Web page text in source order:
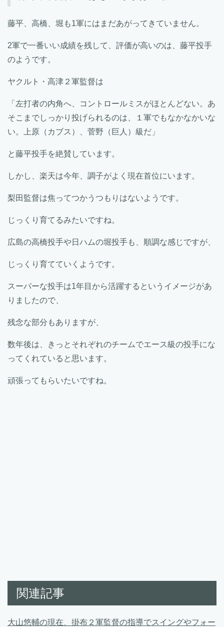
藤平、高橋、堀も1軍にはまだあがってきていません。
2軍で一番いい成績を残して、評価が高いのは、藤平投手
のようです。
ヤクルト・高津２軍監督は
「左打者の内角へ、コントロールミスがほとんどない。あ
そこまでしっかり投げられるのは、１軍でもなかなかいな
い。上原（カブス）、菅野（巨人）級だ」
と藤平投手を絶賛しています。
しかし、楽天は今年、調子がよく現在首位にいます。
梨田監督は焦ってつかうつもりはないようです。
じっくり育てるみたいですね。
広島の高橋投手や日ハムの堀投手も、順調な感じですが、
じっくり育てていくようです。
スーパーな投手は1年目から活躍するというイメージがあ
りましたので、
残念な部分もありますが、
数年後は、きっとそれぞれのチームでエース級の投手にな
ってくれていると思います。
頑張ってもらいたいですね。
関連記事
大山悠輔の現在、掛布２軍監督の指導でスイングやフォー